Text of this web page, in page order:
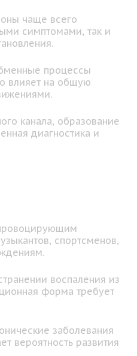
чаще всего
симптомами, так и
процессы
влияет на общую
канала, образование
диагностика и
спортсменов,
воспаления из
форма требует
заболевания
вероятность развития